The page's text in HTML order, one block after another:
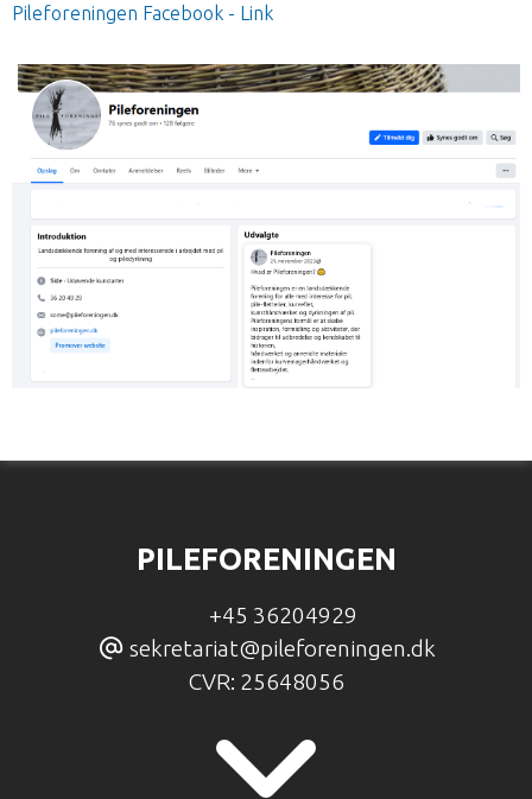
Pileforeningen Facebook - Link
PILEFORENINGEN
+45 36204929
sekretariat@pileforeningen.dk
CVR: 25648056